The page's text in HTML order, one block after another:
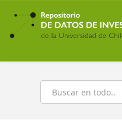
Ir
contenido
principal
Buscar